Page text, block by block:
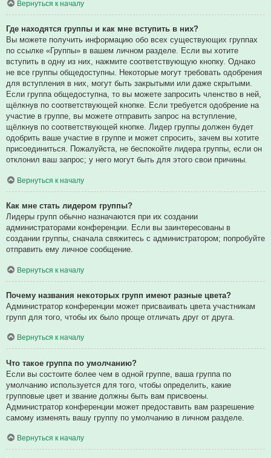
Вернуться к началу
Где находятся группы и как мне вступить в них?
Вы можете получить информацию обо всех существующих группах
по ссылке «Группы» в вашем личном разделе. Если вы хотите
вступить в одну из них, нажмите соответствующую кнопку. Однако
не все группы общедоступны. Некоторые могут требовать одобрения
для вступления в них, могут быть закрытыми или даже скрытыми.
Если группа общедоступна, то вы можете запросить членство в ней,
щёлкнув по соответствующей кнопке. Если требуется одобрение на
участие в группе, вы можете отправить запрос на вступление,
щёлкнув по соответствующей кнопке. Лидер группы должен будет
одобрить ваше участие в группе и может спросить, зачем вы хотите
присоединиться. Пожалуйста, не беспокойте лидера группы, если он
отклонил ваш запрос; у него могут быть для этого свои причины.
Вернуться к началу
Как мне стать лидером группы?
Лидеры групп обычно назначаются при их создании
администраторами конференции. Если вы заинтересованы в
создании группы, сначала свяжитесь с администратором; попробуйте
отправить ему личное сообщение.
Вернуться к началу
Почему названия некоторых групп имеют разные цвета?
Администратор конференции может присваивать цвета участникам
групп для того, чтобы их было проще отличать друг от друга.
Вернуться к началу
Что такое группа по умолчанию?
Если вы состоите более чем в одной группе, ваша группа по
умолчанию используется для того, чтобы определить, какие
групповые цвет и звание должны быть вам присвоены.
Администратор конференции может предоставить вам разрешение
самому изменять вашу группу по умолчанию в личном разделе.
Вернуться к началу